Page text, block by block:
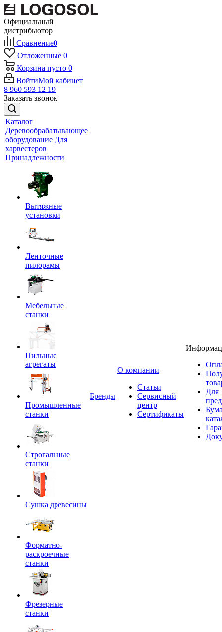
Официальный
дистрибьютор
Сравнение0
Отложенные 0
Корзина пусто 0
ВойтиМой кабинет
8 960 593 12 19
Заказать звонок
Каталог
Деревообрабатывающее
оборудование Для
харвестеров
Принадлежности
Вытяжные
установки
Ленточные
пилорамы
Мебельные
станки
Пильные
агрегаты
Промышленные
станки
Строгальные
станки
Сушка древесины
Форматно-
раскроечные
станки
Фрезерные
станки
Бренды
O компании
Статьи
Сервисный
центр
Сертификаты
Для